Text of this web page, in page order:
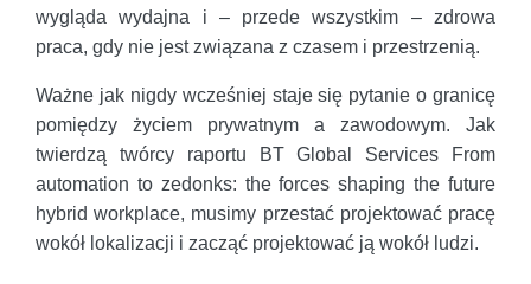
wygląda wydajna i – przede wszystkim – zdrowa
praca, gdy nie jest związana z czasem i przestrzenią.
Ważne jak nigdy wcześniej staje się pytanie o granicę
pomiędzy życiem prywatnym a zawodowym. Jak
twierdzą twórcy raportu BT Global Services From
automation to zedonks: the forces shaping the future
hybrid workplace, musimy przestać projektować pracę
wokół lokalizacji i zacząć projektować ją wokół ludzi.